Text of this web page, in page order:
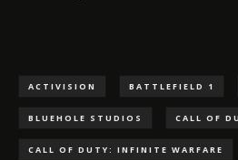
ACTIVISION BATTLEFIELD 1
BLUEHOLE STUDIOS CALL OF
CALL OF DUTY: INFINITE WARFARE